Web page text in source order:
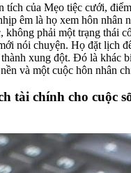
tích của Mẹo tiệc cưới,
êm là họ xem hôn nhân
không phải một trạng thái
nói chuyện. Họ đặt lịch
xung đột. Đó là khác
và một cuộc hôn nhân
tài chính cho cuộc